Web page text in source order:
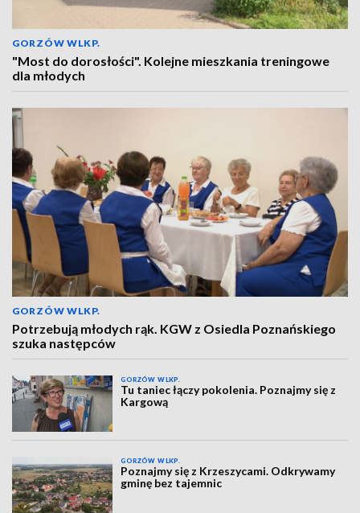
GORZÓW WLKP.
"Most do dorosłości". Kolejne mieszkania treningowe
dla młodych
GORZÓW WLKP.
Potrzebują młodych rąk. KGW z Osiedla Poznańskiego
szuka następców
GORZÓW WLKP.
Tu taniec łączy pokolenia. Poznajmy się z
Kargową
GORZÓW WLKP.
Poznajmy się z Krzeszycami. Odkrywamy
gminę bez tajemnic